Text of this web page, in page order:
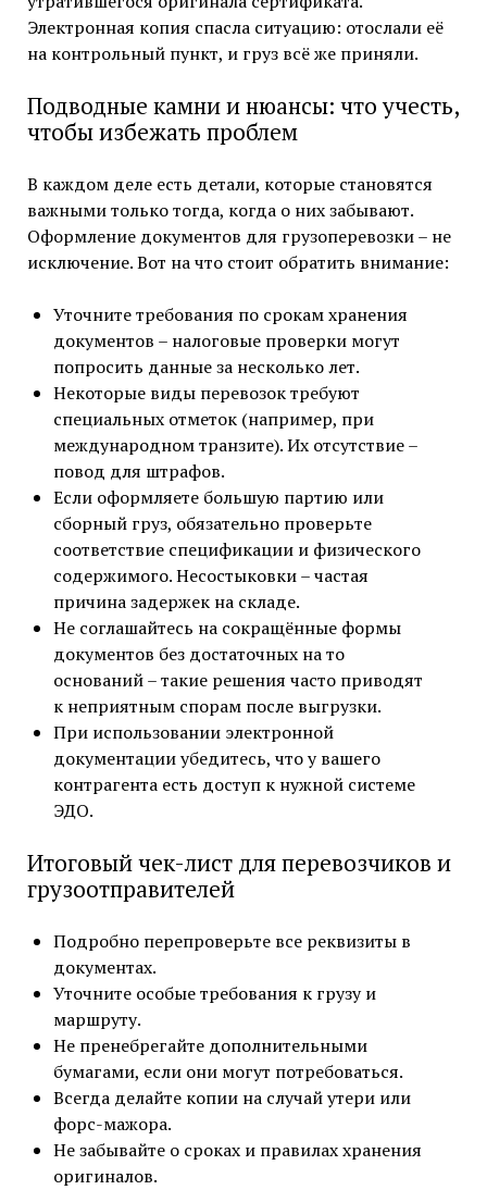
Электронная копия спасла ситуацию: отослали её
на контрольный пункт, и груз всё же приняли.
Подводные камни и нюансы: что учесть,
чтобы избежать проблем
В каждом деле есть детали, которые становятся
важными только тогда, когда о них забывают.
Оформление документов для грузоперевозки – не
исключение. Вот на что стоит обратить внимание:
Уточните требования по срокам хранения
документов – налоговые проверки могут
попросить данные за несколько лет.
Некоторые виды перевозок требуют
специальных отметок (например, при
международном транзите). Их отсутствие –
повод для штрафов.
Если оформляете большую партию или
сборный груз, обязательно проверьте
соответствие спецификации и физического
содержимого. Несостыковки – частая
причина задержек на складе.
Не соглашайтесь на сокращённые формы
документов без достаточных на то
оснований – такие решения часто приводят
к неприятным спорам после выгрузки.
При использовании электронной
документации убедитесь, что у вашего
контрагента есть доступ к нужной системе
ЭДО.
Итоговый чек-лист для перевозчиков и
грузоотправителей
Подробно перепроверьте все реквизиты в
документах.
Уточните особые требования к грузу и
маршруту.
Не пренебрегайте дополнительными
бумагами, если они могут потребоваться.
Всегда делайте копии на случай утери или
форс-мажора.
Не забывайте о сроках и правилах хранения
оригиналов.